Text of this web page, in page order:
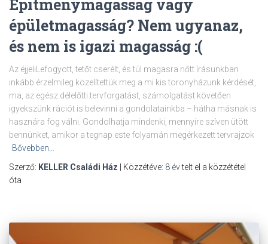
Építménymagasság vagy
épületmagasság? Nem ugyanaz,
és nem is igazi magasság :(
Az éjjeliLefogyott, tetőt cserélt, és túl magasra nőtt írásunkban
inkább érzelmileg közelítettük meg a mi kis toronyházunk kérdését,
ma, az egész délelőtti tervforgatást, számolgatást követően
igyekszünk rációt is belevinni a gondolatainkba – hátha másnak is
hasznára fog válni. Gondolhatja mindenki, mennyire szíven ütött
bennünket, amikor a tegnap este folyamán megérkezett tervrajzok
Bővebben…
Szerző: KELLER Családi Ház | Közzétéve: 8 évtelt el a közzététel
óta